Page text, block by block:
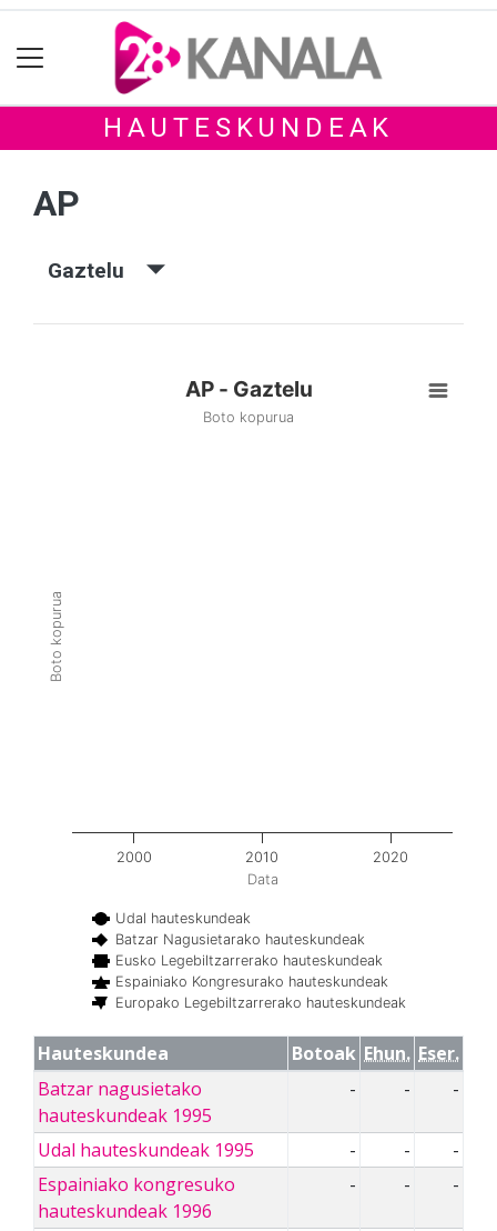
HAUTESKUNDEAK
AP
Gaztelu
Data
Boto kopurua
AP - Gaztelu
Boto kopurua
Udal hauteskundeak
Batzar Nagusietarako hauteskundeak
Eusko Legebiltzarrerako hauteskundeak
Espainiako Kongresurako hauteskundeak
Europako Legebiltzarrerako hauteskundeak
2000 2010 2020
Hauteskundea Botoak Ehun. Eser.
Batzar nagusietako
hauteskundeak 1995
- - -
Udal hauteskundeak 1995 - -
-
Espainiako kongresuko
hauteskundeak 1996
- - -